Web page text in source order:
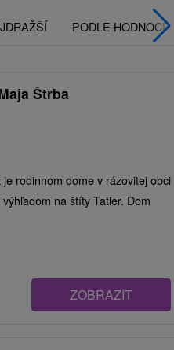
PODLE HODNOCENÍ
Štrba
je rodinnom dome v rázovitej obci
na štíty Tatier. Dom
ZOBRAZIT